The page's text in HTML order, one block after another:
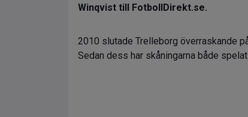
Winqvist till FotbollDirekt.se.
2010 slutade Trelleborg överraskande
Sedan dess har skåningarna både